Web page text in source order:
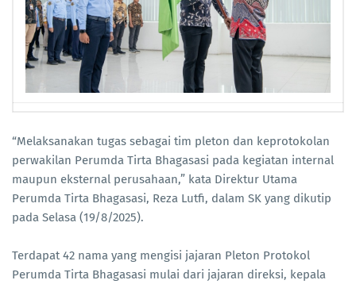
“Melaksanakan tugas sebagai tim pleton dan keprotokolan
perwakilan Perumda Tirta Bhagasasi pada kegiatan internal
maupun eksternal perusahaan,” kata Direktur Utama
Perumda Tirta Bhagasasi, Reza Lutfi, dalam SK yang dikutip
pada Selasa (19/8/2025).
Terdapat 42 nama yang mengisi jajaran Pleton Protokol
Perumda Tirta Bhagasasi mulai dari jajaran direksi, kepala